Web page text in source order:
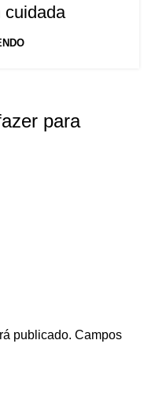
cuidada
para
publicado. Campos